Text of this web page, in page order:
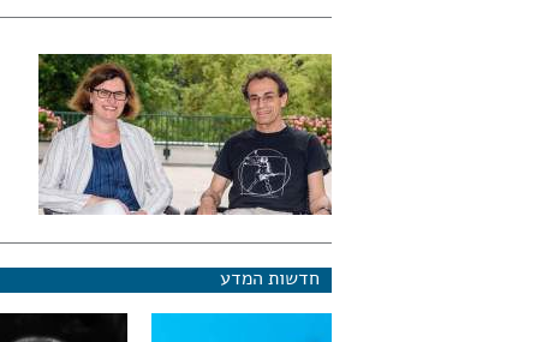
חדשות המדע